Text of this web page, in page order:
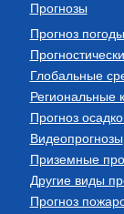
Прогнозы
Прогноз
Глобальные
Региональные
Прогноз
Видеопрогнозы
Приземные
Другие виды
Прогноз